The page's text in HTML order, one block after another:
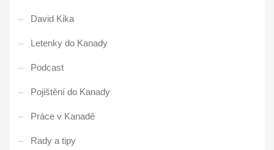
David Kika
Letenky do Kanady
Podcast
Pojištění do Kanady
Práce v Kanadě
Rady a tipy